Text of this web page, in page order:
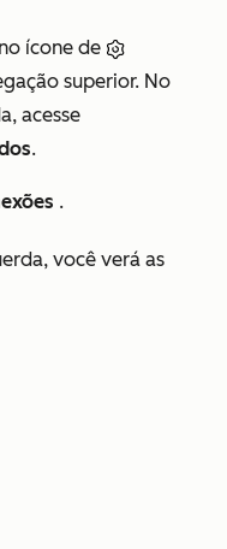
ícone de
superior. No
acesse
.
.
você verá as